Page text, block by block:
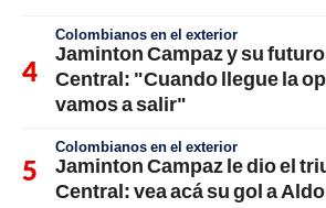
Colombianos en el exterior
Jaminton Campaz y su
Central: "Cuando llegue la
vamos a salir"
Colombianos en el exterior
Jaminton Campaz le dio el
Central: vea acá su gol a